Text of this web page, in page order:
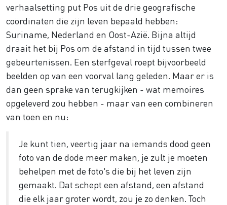
verhaalsetting put Pos uit de drie geografische
coördinaten die zijn leven bepaald hebben:
Suriname, Nederland en Oost-Azië. Bijna altijd
draait het bij Pos om de afstand in tijd tussen twee
gebeurtenissen. Een sterfgeval roept bijvoorbeeld
beelden op van een voorval lang geleden. Maar er is
dan geen sprake van terugkijken - wat memoires
opgeleverd zou hebben - maar van een combineren
van toen en nu:
Je kunt tien, veertig jaar na iemands dood geen
foto van de dode meer maken, je zult je moeten
behelpen met de foto's die bij het leven zijn
gemaakt. Dat schept een afstand, een afstand
die elk jaar groter wordt, zou je zo denken. Toch